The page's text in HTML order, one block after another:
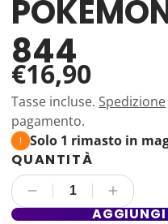
844
€16,90
Tasse incluse. Spedizione
pagamento.
Solo 1 rimasto in
QUANTITÀ